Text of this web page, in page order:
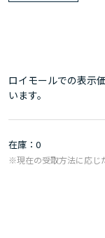
ロイモールでの表示
います。
在庫 0
※現在の受取方法に応じ